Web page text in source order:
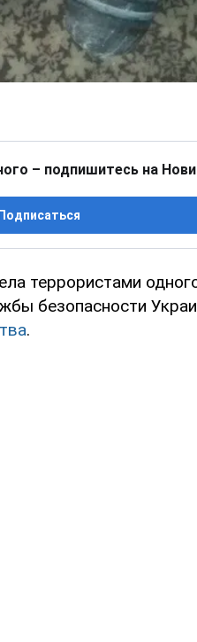
– подпишитесь на
Подписаться
террористами
безопасности
.